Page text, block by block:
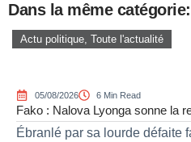
Dans la même catégorie:
Actu politique, Toute l'actualité
05/08/2026 6 Min Read
Fako : Nalova Lyonga sonne la
Ébranlé par sa lourde défaite